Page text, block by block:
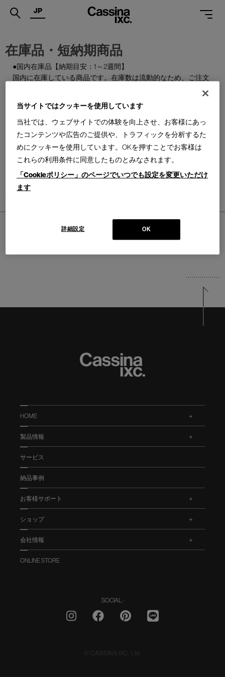
.
SERVICES
PROJECTS
MAGAZINE
SUPPORT
SHOPS
CATALOGUES
ONLINE STORE お問合せ
JP
在庫品・短納期商品
●国内在庫品【納期目安：1～2週間】
国内に在庫している商品です。在庫数は流動的なため、ご注文
●国内製作品【納期目安：1～3か月】
ご注文をいただいてから国内で製作する商品です。
●特別在庫品【納期目安：1～2週間】
通常はお届けまで約6か月を要する輸入商品の一部を、期間限
定で国内在庫としてご用意しております。数量限定のため、な
くなり次第終了となります。
HOME
製品情報
サービス
納品事例
お客様サポート
ショップ
会社情報
ONLINE STORE
SOCIAL :
© CASSINA IXC. Ltd.
当サイトではクッキーを使用しています
当社では、ウェブサイトでの体験を向上させ、お客様にあっ
たコンテンツや広告のご提供や、トラフィックを分析するた
めにクッキーを使用しています。OKを押すことでお客様は
これらの利用条件に同意したものとみなされます。
「Cookieポリシー」のページでいつでも設定を変更いただけ
ます
OK
詳細設定